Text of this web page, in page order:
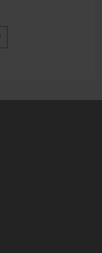
complete
en soundbars